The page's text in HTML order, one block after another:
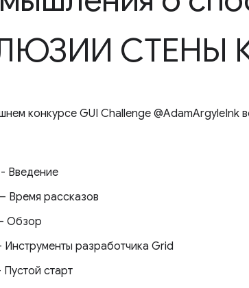
СТЕНЫ
конкурсе GUI Challenge
Введение
Время рассказов
Обзор
Инструменты разработчика Grid
Пустой старт